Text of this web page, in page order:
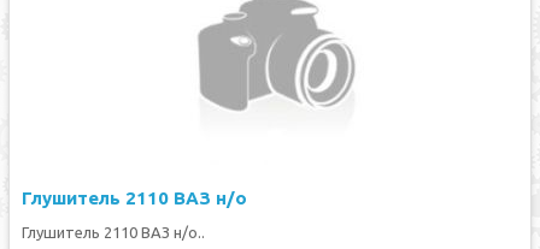
Глушитель 2110 ВАЗ н/о
Глушитель 2110 ВАЗ н/о..